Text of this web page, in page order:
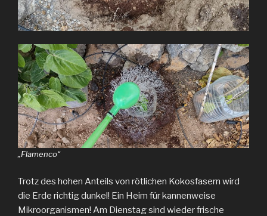
„Flamenco“
Trotz des hohen Anteils von rötlichen Kokosfasern wird
die Erde richtig dunkel! Ein Heim für kannenweise
Mikroorganismen! Am Dienstag sind wieder frische